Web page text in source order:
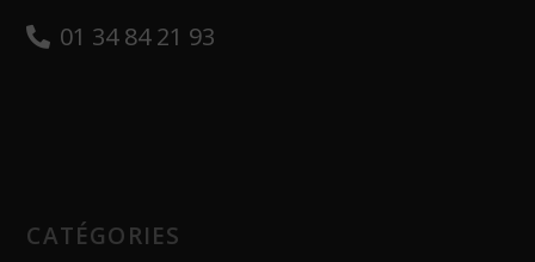
01 34 84 21 93
CATÉGORIES